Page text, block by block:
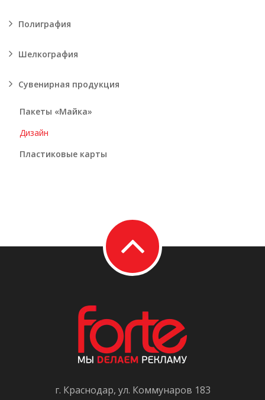
Полиграфия
Шелкография
Сувенирная продукция
Пакеты «Майка»
Дизайн
Пластиковые карты
г. Краснодар, ул. Коммунаров 183